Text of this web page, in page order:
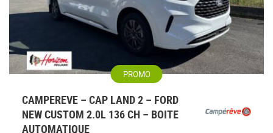
PROMO
CAMPEREVE – CAP LAND 2 – FORD
NEW CUSTOM 2.0L 136 CH – BOITE
AUTOMATIQUE